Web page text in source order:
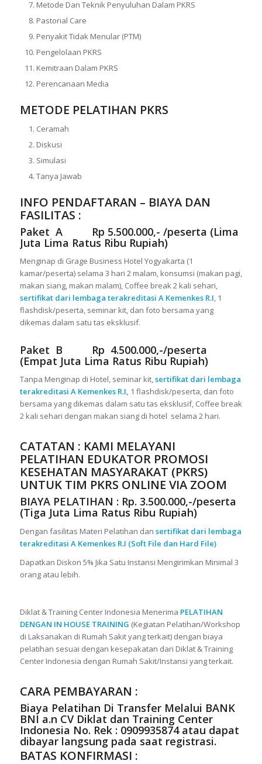
Metode Dan Teknik Penyuluhan Dalam PKRS
Pastorial Care
Penyakit Tidak Menular (PTM)
Pengelolaan PKRS
Kemitraan Dalam PKRS
Perencanaan Media
METODE PELATIHAN PKRS
Ceramah
Diskusi
Simulasi
Tanya Jawab
INFO PENDAFTARAN – BIAYA DAN
FASILITAS :
Paket A Rp 5.500.000,- /peserta (Lima
Juta Lima Ratus Ribu Rupiah)
Menginap di Grage Business Hotel Yogyakarta (1
kamar/peserta) selama 3 hari 2 malam, konsumsi (makan pagi,
makan siang, makan malam), Coffee break 2 kali sehari,
sertifikat dari lembaga terakreditasi A Kemenkes R.I, 1
flashdisk/peserta, seminar kit, dan foto bersama yang
dikemas dalam satu tas eksklusif.
Paket B Rp 4.500.000,-/peserta
(Empat Juta Lima Ratus Ribu Rupiah)
Tanpa Menginap di Hotel, seminar kit,sertifikat dari lembaga
terakreditasi A Kemenkes R.I, 1 flashdisk/peserta, dan foto
bersama yang dikemas dalam satu tas eksklusif, Coffee break
2 kali sehari dengan makan siang di hotel selama 2 hari.
CATATAN : KAMI MELAYANI
PELATIHAN EDUKATOR PROMOSI
KESEHATAN MASYARAKAT (PKRS)
UNTUK TIM PKRS ONLINE VIA ZOOM
BIAYA PELATIHAN : Rp. 3.500.000,-/peserta
(Tiga Juta Lima Ratus Ribu Rupiah)
Dengan fasilitas Materi Pelatihan dan sertifikat dari lembaga
terakreditasi A Kemenkes R.I (Soft File dan Hard File)
Dapatkan Diskon 5% Jika Satu Instansi Mengirimkan Minimal 3
orang atau lebih.
Diklat & Training Center Indonesia Menerima PELATIHAN
DENGAN IN HOUSE TRAINING (Kegiatan Pelatihan/Workshop
di Laksanakan di Rumah Sakit yang terkait) dengan biaya
pelatihan sesuai dengan kesepakatan dari Diklat & Training
Center Indonesia dengan Rumah Sakit/Instansi yang terkait.
CARA PEMBAYARAN :
Biaya Pelatihan Di Transfer Melalui BANK
BNI a.n CV Diklat dan Training Center
Indonesia No. Rek : 0909935874atau dapat
dibayar langsung pada saat registrasi.
BATAS KONFIRMASI :